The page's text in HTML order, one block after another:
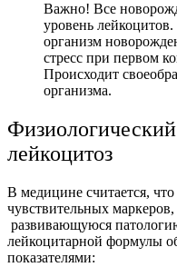
Важно! Все
уровень
организм
стресс при первом
Происходит
организма.
лейкоцитоз
В медицине считается,
чувствительных
развивающуюся
лейкоцитарной формулы
показателями: